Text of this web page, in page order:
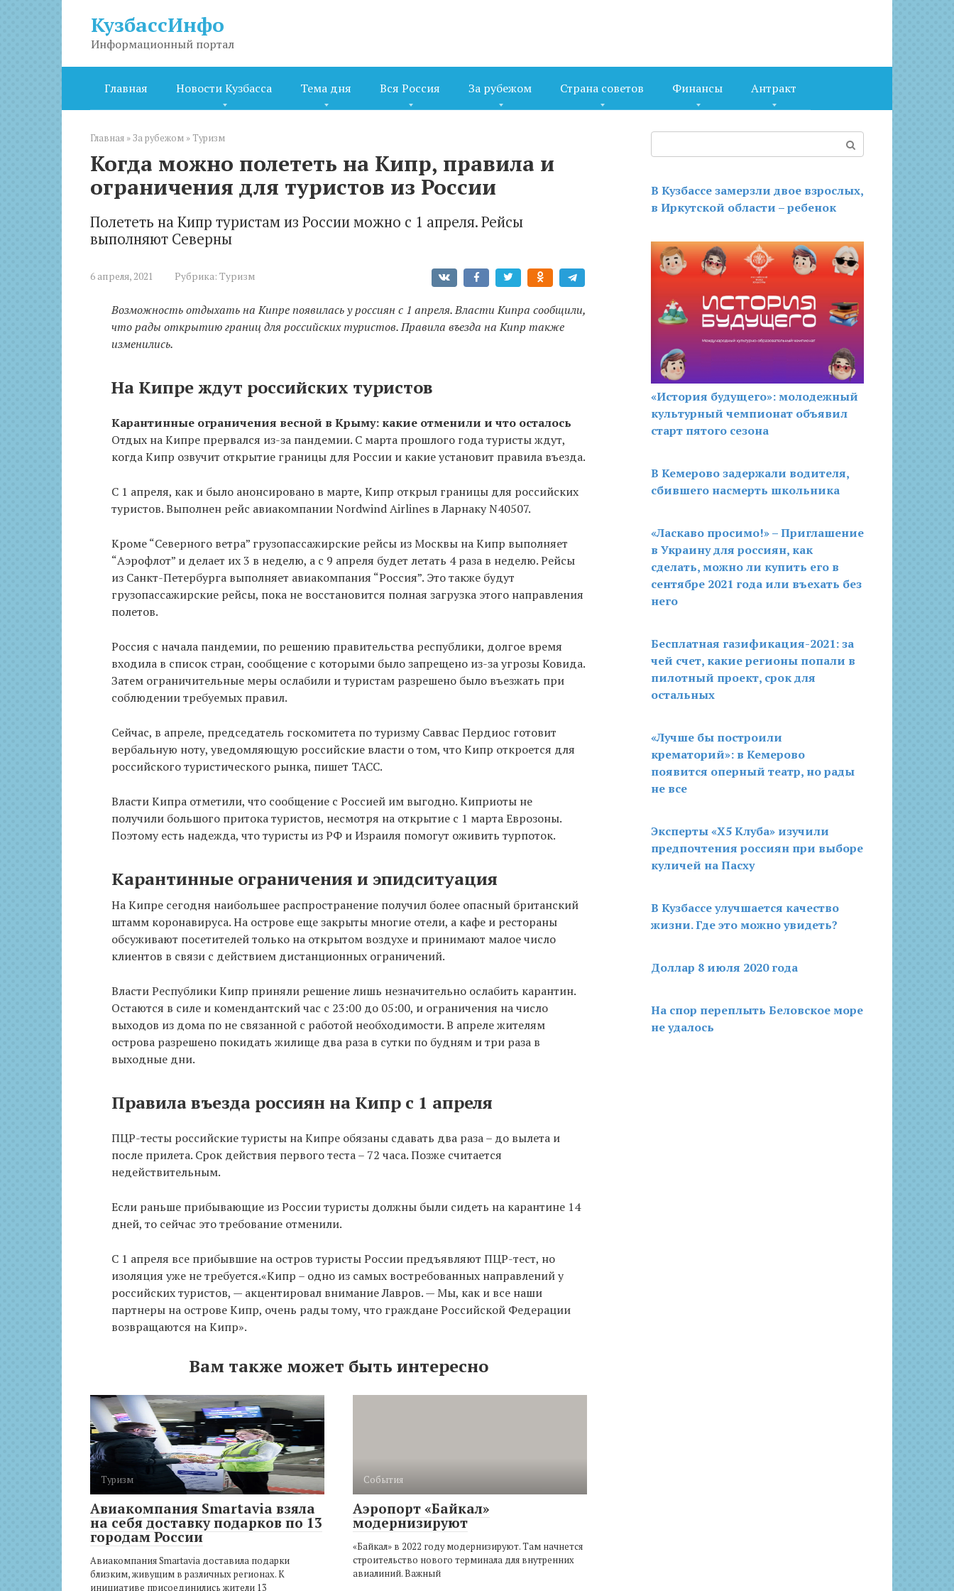
КузбассИнфо
Информационный портал
Главная Новости Кузбасса Тема дня Вся Россия За рубежом Страна советов Финансы Антракт
Главная »За рубежом » Туризм
Когда можно полететь на Кипр, правила и
ограничения для туристов из России
Полететь на Кипр туристам из России можно с 1 апреля. Рейсы
выполняют Северны
6 апреля, 2021 Рубрика: Туризм
Возможность отдыхать на Кипре появилась у россиян с 1 апреля. Власти Кипра сообщили,
что рады открытию границ для российских туристов. Правила въезда на Кипр также
изменились.
На Кипре ждут российских туристов
Карантинные ограничения весной в Крыму: какие отменили и что осталось
Отдых на Кипре прервался из-за пандемии. С марта прошлого года туристы ждут,
когда Кипр озвучит открытие границы для России и какие установит правила въезда.
С 1 апреля, как и было анонсировано в марте, Кипр открыл границы для российских
туристов. Выполнен рейс авиакомпании Nordwind Airlines в Ларнаку N40507.
Кроме “Северного ветра” грузопассажирские рейсы из Москвы на Кипр выполняет
“Аэрофлот” и делает их 3 в неделю, а с 9 апреля будет летать 4 раза в неделю. Рейсы
из Санкт-Петербурга выполняет авиакомпания “Россия”. Это также будут
грузопассажирские рейсы, пока не восстановится полная загрузка этого направления
полетов.
Россия с начала пандемии, по решению правительства республики, долгое время
входила в список стран, сообщение с которыми было запрещено из-за угрозы Ковида.
Затем ограничительные меры ослабили и туристам разрешено было въезжать при
соблюдении требуемых правил.
Сейчас, в апреле, председатель госкомитета по туризму Саввас Пердиос готовит
вербальную ноту, уведомляющую российские власти о том, что Кипр откроется для
российского туристического рынка, пишет ТАСС.
Власти Кипра отметили, что сообщение с Россией им выгодно. Киприоты не
получили большого притока туристов, несмотря на открытие с 1 марта Еврозоны.
Поэтому есть надежда, что туристы из РФ и Израиля помогут оживить турпоток.
Карантинные ограничения и эпидситуация
На Кипре сегодня наибольшее распространение получил более опасный британский
штамм коронавируса. На острове еще закрыты многие отели, а кафе и рестораны
обсуживают посетителей только на открытом воздухе и принимают малое число
клиентов в связи с действием дистанционных ограничений.
Власти Республики Кипр приняли решение лишь незначительно ослабить карантин.
Остаются в силе и комендантский час с 23:00 до 05:00, и ограничения на число
выходов из дома по не связанной с работой необходимости. В апреле жителям
острова разрешено покидать жилище два раза в сутки по будням и три раза в
выходные дни.
Правила въезда россиян на Кипр с 1 апреля
ПЦР-тесты российские туристы на Кипре обязаны сдавать два раза – до вылета и
после прилета. Срок действия первого теста – 72 часа. Позже считается
недействительным.
Если раньше прибывающие из России туристы должны были сидеть на карантине 14
дней, то сейчас это требование отменили.
С 1 апреля все прибывшие на остров туристы России предъявляют ПЦР-тест, но
изоляция уже не требуется.«Кипр – одно из самых востребованных направлений у
российских туристов, — акцентировал внимание Лавров. — Мы, как и все наши
партнеры на острове Кипр, очень рады тому, что граждане Российской Федерации
возвращаются на Кипр».
Вам также может быть интересно
Туризм
Авиакомпания Smartavia взяла
на себя доставку подарков по 13
городам России
Авиакомпания Smartavia доставила подарки
близким, живущим в различных регионах. К
инициативе присоединились жители 13
События
Аэропорт «Байкал»
модернизируют
«Байкал» в 2022 году модернизируют. Там начнется
строительство нового терминала для внутренних
авиалиний. Важный
В Кузбассе замерзли двое взрослых,
в Иркутской области – ребенок
«История будущего»: молодежный
культурный чемпионат объявил
старт пятого сезона
В Кемерово задержали водителя,
сбившего насмерть школьника
«Ласкаво просимо!» – Приглашение
в Украину для россиян, как
сделать, можно ли купить его в
сентябре 2021 года или въехать без
него
Бесплатная газификация-2021: за
чей счет, какие регионы попали в
пилотный проект, срок для
остальных
«Лучше бы построили
крематорий»: в Кемерово
появится оперный театр, но рады
не все
Эксперты «X5 Клуба» изучили
предпочтения россиян при выборе
куличей на Пасху
В Кузбассе улучшается качество
жизни. Где это можно увидеть?
Доллар 8 июля 2020 года
На спор переплыть Беловское море
не удалось